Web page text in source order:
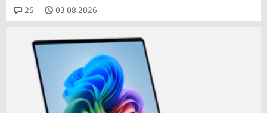
25 Kommentare
03.08.2026